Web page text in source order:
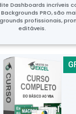
Dashboards incríveis
Backgrounds PRO, são
profissionais,
editáveis.